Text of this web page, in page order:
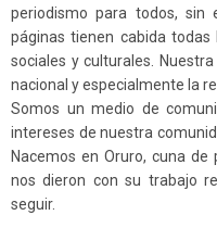
periodismo para todos, sin
páginas tienen cabida todas
sociales y culturales.
nacional y especialmente la
Somos un medio de
intereses de nuestra
Nacemos en Oruro, cuna de
nos dieron con su trabajo
seguir.